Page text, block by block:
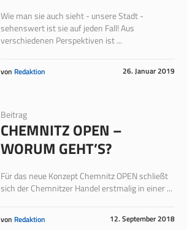
Wie man sie auch sieht - unsere Stadt -
sehenswert ist sie auf jeden Fall! Aus
verschiedenen Perspektiven ist ...
26. Januar 2019
von Redaktion
Beitrag
CHEMNITZ OPEN –
WORUM GEHT’S?
Für das neue Konzept Chemnitz OPEN schließt
sich der Chemnitzer Handel erstmalig in einer ...
12. September 2018
von Redaktion